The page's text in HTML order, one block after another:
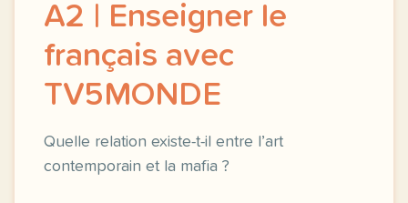
A2 | Enseigner le
français avec
TV5MONDE
Quelle relation existe-t-il entre l’art
contemporain et la mafia ?